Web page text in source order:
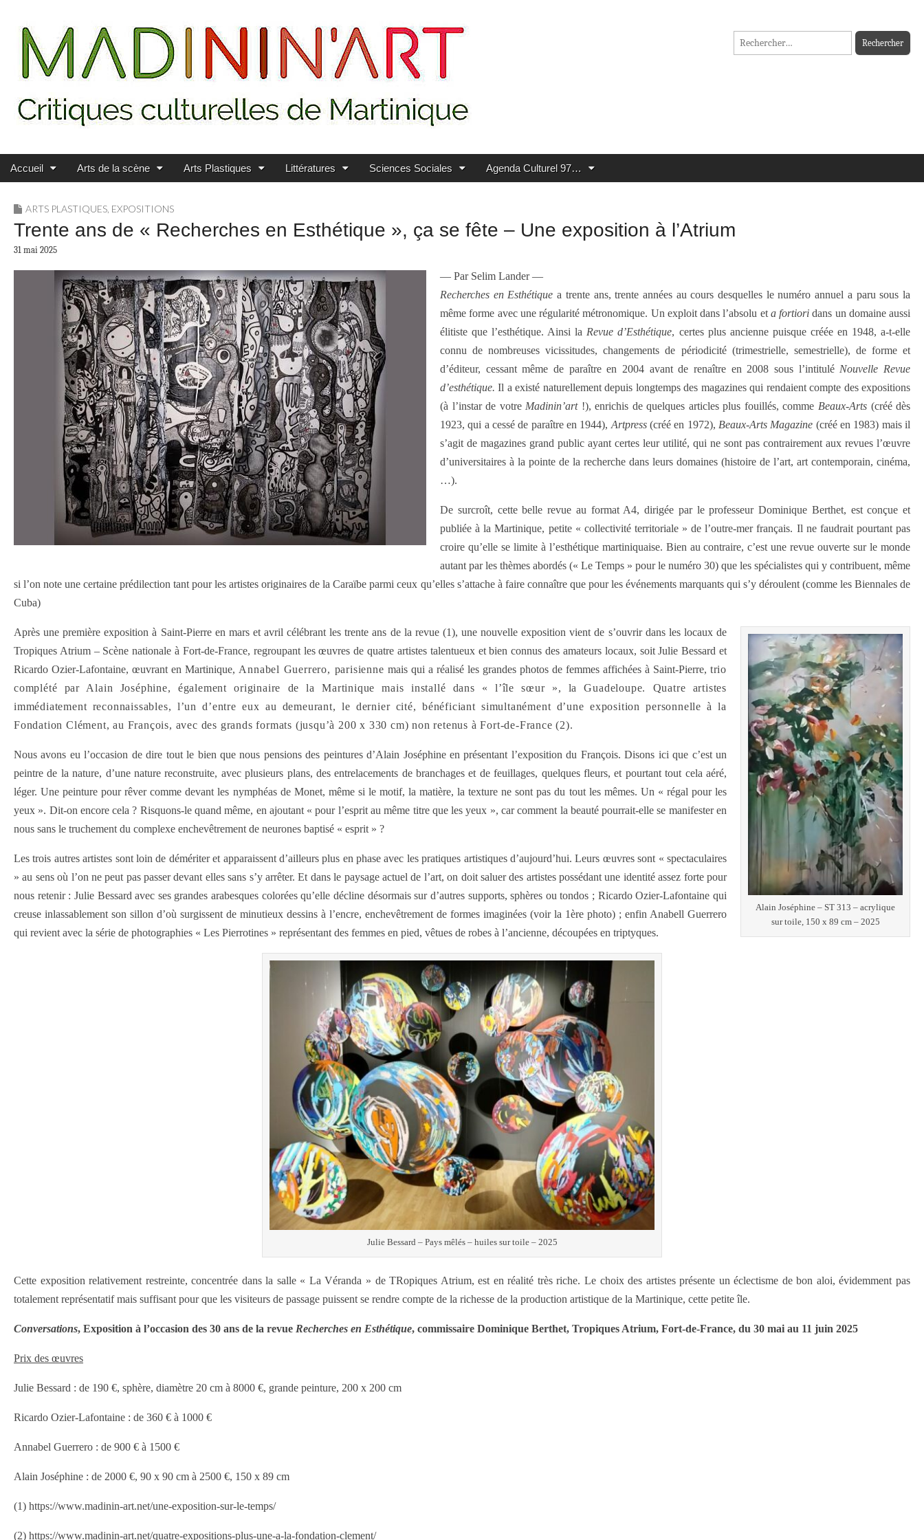
MADININ'ART
Rechercher :
Main menu
Skip to content
Accueil Arts de la scène Arts Plastiques Littératures Sciences Sociales Agenda Culturel 97…
ARTS PLASTIQUES EXPOSITIONS
Trente ans de « Recherches en Esthétique », ça se fête – Une exposition à l’Atrium
31 mai 2025
— Par Selim Lander —
Recherches en Esthétique a trente ans, trente années au cours desquelles le numéro annuel a paru sous la
même forme avec une régularité métronomique. Un exploit dans l’absolu et a fortiori dans un domaine aussi
élitiste que l’esthétique. Ainsi la Revue d’Esthétique, certes plus ancienne puisque créée en 1948, a-t-elle
connu de nombreuses vicissitudes, changements de périodicité (trimestrielle, semestrielle), de forme et
d’éditeur, cessant même de paraître en 2004 avant de renaître en 2008 sous l’intitulé Nouvelle Revue
d’esthétique.Il a existé naturellement depuis longtemps des magazines qui rendaient compte des expositions
(à l’instar de votre Madinin’art !), enrichis de quelques articles plus fouillés, comme Beaux-Arts(créé dès
1923, qui a cessé de paraître en 1944), Artpress(créé en 1972), Beaux-Arts Magazine (créé en 1983) mais il
s’agit de magazines grand public ayant certes leur utilité, qui ne sont pas contrairement aux revues l’œuvre
d’universitaires à la pointe de la recherche dans leurs domaines (histoire de l’art, art contemporain, cinéma,
…).
De surcroît, cette belle revue au format A4, dirigée par le professeur Dominique Berthet, est conçue et
publiée à la Martinique, petite « collectivité territoriale » de l’outre-mer français. Il ne faudrait pourtant pas
croire qu’elle se limite à l’esthétique martiniquaise. Bien au contraire, c’est une revue ouverte sur le monde
autant par les thèmes abordés (« Le Temps » pour le numéro 30) que les spécialistes qui y contribuent, même
si l’on note une certaine prédilection tant pour les artistes originaires de la Caraïbe parmi ceux qu’elles s’attache à faire connaître que pour les événements marquants qui s’y déroulent (comme les Biennales de
Cuba)
Alain Joséphine – ST 313 – acrylique
sur toile, 150 x 89 cm – 2025
Après une première exposition à Saint-Pierre en mars et avril célébrant les trente ans de la revue (1), une nouvelle exposition vient de s’ouvrir dans les locaux de
Tropiques Atrium – Scène nationale à Fort-de-France, regroupant les œuvres de quatre artistes talentueux et bien connus des amateurs locaux, soit Julie Bessard et
Ricardo Ozier-Lafontaine, œuvrant en Martinique, Annabel Guerrero, parisiennemais qui a réalisé les grandes photos de femmes affichées à Saint-Pierre, trio
complété par Alain Joséphine, également originaire de la Martinique mais installé dans « l’île sœur », la Guadeloupe. Quatre artistes
immédiatement reconnaissables, l’un d’entre eux au demeurant, le dernier cité, bénéficiant simultanément d’une exposition personnelle à la
Fondation Clément, au François, avec des grands formats (jusqu’à 200 x 330 cm) non retenus à Fort-de-France (2).
Nous avons eu l’occasion de dire tout le bien que nous pensions des peintures d’Alain Joséphine en présentant l’exposition du François. Disons ici que c’est un
peintre de la nature, d’une nature reconstruite, avec plusieurs plans, des entrelacements de branchages et de feuillages, quelques fleurs, et pourtant tout cela aéré,
léger. Une peinture pour rêver comme devant les nymphéas de Monet, même si le motif, la matière, la texture ne sont pas du tout les mêmes. Un « régal pour les
yeux ». Dit-on encore cela ? Risquons-le quand même, en ajoutant « pour l’esprit au même titre que les yeux », car comment la beauté pourrait-elle se manifester en
nous sans le truchement du complexe enchevêtrement de neurones baptisé « esprit » ?
Les trois autres artistes sont loin de démériter et apparaissent d’ailleurs plus en phase avec les pratiques artistiques d’aujourd’hui. Leurs œuvres sont « spectaculaires
» au sens où l’on ne peut pas passer devant elles sans s’y arrêter. Et dans le paysage actuel de l’art, on doit saluer des artistes possédant une identité assez forte pour
nous retenir : Julie Bessard avec ses grandes arabesques colorées qu’elle décline désormais sur d’autres supports, sphères ou tondos ; Ricardo Ozier-Lafontaine qui
creuse inlassablement son sillon d’où surgissent de minutieux dessins à l’encre, enchevêtrement de formes imaginées (voir la 1ère photo) ; enfin Anabell Guerrero
qui revient avec la série de photographies « Les Pierrotines » représentant des femmes en pied, vêtues de robes à l’ancienne, découpées en triptyques.
Julie Bessard – Pays mêlés – huiles sur toile – 2025
Cette exposition relativement restreinte, concentrée dans la salle « La Véranda » de TRopiques Atrium, est en réalité très riche. Le choix des artistes présente un éclectisme de bon aloi, évidemment pas
totalement représentatif mais suffisant pour que les visiteurs de passage puissent se rendre compte de la richesse de la production artistique de la Martinique, cette petite île.
Conversations, Exposition à l’occasion des 30 ans de la revue Recherches en Esthétique, commissaire Dominique Berthet, Tropiques Atrium, Fort-de-France, du 30 mai au 11 juin 2025
Prix des œuvres
Julie Bessard : de 190 €, sphère, diamètre 20 cm à 8000 €, grande peinture, 200 x 200 cm
Ricardo Ozier-Lafontaine : de 360 € à 1000 €
Annabel Guerrero : de 900 € à 1500 €
Alain Joséphine : de 2000 €, 90 x 90 cm à 2500 €, 150 x 89 cm
(1) https://www.madinin-art.net/une-exposition-sur-le-temps/
(2) https://www.madinin-art.net/quatre-expositions-plus-une-a-la-fondation-clement/